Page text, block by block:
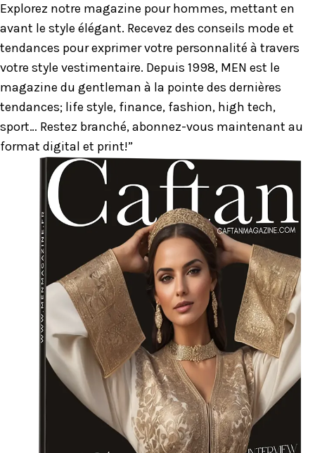
Explorez notre magazine pour hommes, mettant en
avant le style élégant. Recevez des conseils mode et
tendances pour exprimer votre personnalité à travers
votre style vestimentaire. Depuis 1998, MEN est le
magazine du gentleman à la pointe des dernières
tendances; life style, finance, fashion, high tech,
sport… Restez branché, abonnez-vous maintenant au
format digital et print!”